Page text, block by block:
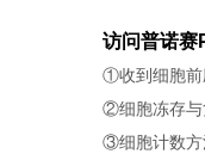
访问普诺赛
①收到细胞前
②细胞冻存与
③细胞计数方